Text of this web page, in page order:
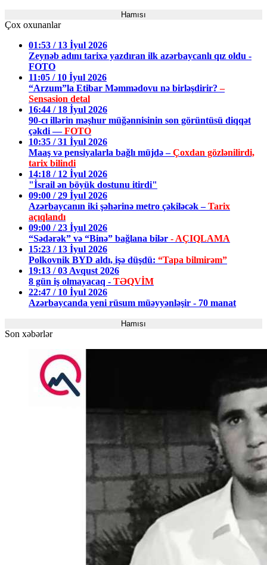
Hamısı
Çox oxunanlar
01:53 / 13 İyul 2026
Zeynəb adını tarixə yazdıran ilk azərbaycanlı qız oldu -
FOTO
11:05 / 10 İyul 2026
“Arzum”la Etibar Məmmədovu nə birləşdirir?–
Sensasion detal
16:44 / 18 İyul 2026
90-cı illərin məşhur müğənnisinin son görüntüsü diqqət
çəkdi —FOTO
10:35 / 31 İyul 2026
Maaş və pensiyalarla bağlı müjdə –Çoxdan gözlənilirdi,
tarix bilindi
14:18 / 12 İyul 2026
"İsrail ən böyük dostunu itirdi"
09:00 / 29 İyul 2026
Azərbaycanın iki şəhərinə metro çəkiləcək –Tarix
açıqlandı
09:00 / 23 İyul 2026
“Sədərək” və “Binə” bağlana bilər - AÇIQLAMA
15:23 / 13 İyul 2026
Polkovnik BYD aldı, işə düşdü: “Tapa bilmirəm”
19:13 / 03 Avqust 2026
8 gün iş olmayacaq - TƏQVİM
22:47 / 10 İyul 2026
Azərbaycanda yeni rüsum müəyyənləşir - 70 manat
Hamısı
Son xəbərlər